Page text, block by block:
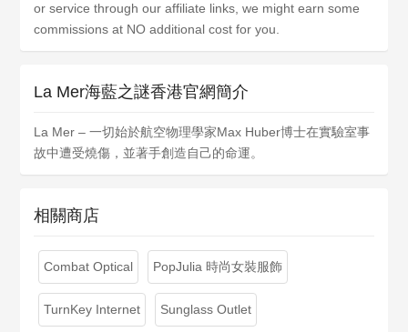
or service through our affiliate links, we might earn some
commissions at NO additional cost for you.
La Mer海藍之謎香港官網簡介
La Mer – 一切始於航空物理學家Max Huber博士在實驗室事
故中遭受燒傷，並著手創造自己的命運。
相關商店
Combat Optical PopJulia 時尚女裝服飾
TurnKey Internet Sunglass Outlet